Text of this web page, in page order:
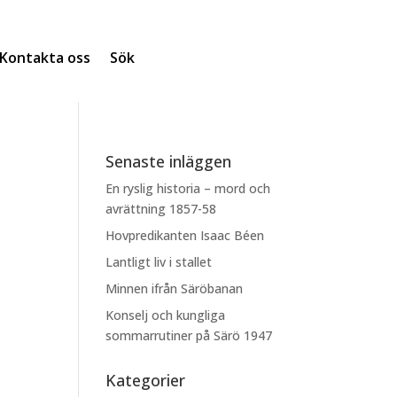
oss Sök
Senaste inläggen
En ryslig historia – mord och
avrättning 1857-58
Hovpredikanten Isaac Béen
Lantligt liv i stallet
Minnen ifrån Säröbanan
Konselj och kungliga
sommarrutiner på Särö 1947
Kategorier